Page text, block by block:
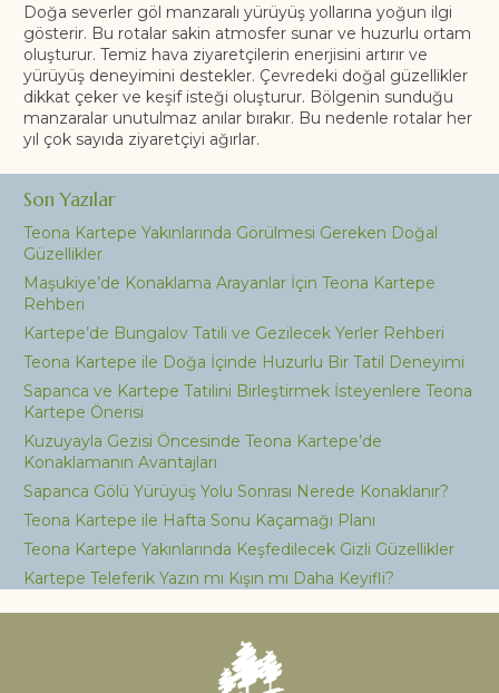
Doğa severler göl manzaralı yürüyüş yollarına yoğun ilgi
gösterir. Bu rotalar sakin atmosfer sunar ve huzurlu ortam
oluşturur. Temiz hava ziyaretçilerin enerjisini artırır ve
yürüyüş deneyimini destekler. Çevredeki doğal güzellikler
dikkat çeker ve keşif isteği oluşturur. Bölgenin sunduğu
manzaralar unutulmaz anılar bırakır. Bu nedenle rotalar her
yıl çok sayıda ziyaretçiyi ağırlar.
Son Yazılar
Teona Kartepe Yakınlarında Görülmesi Gereken Doğal
Güzellikler
Maşukiye’de Konaklama Arayanlar İçin Teona Kartepe
Rehberi
Kartepe’de Bungalov Tatili ve Gezilecek Yerler Rehberi
Teona Kartepe ile Doğa İçinde Huzurlu Bir Tatil Deneyimi
Sapanca ve Kartepe Tatilini Birleştirmek İsteyenlere Teona
Kartepe Önerisi
Kuzuyayla Gezisi Öncesinde Teona Kartepe’de
Konaklamanın Avantajları
Sapanca Gölü Yürüyüş Yolu Sonrası Nerede Konaklanır?
Teona Kartepe ile Hafta Sonu Kaçamağı Planı
Teona Kartepe Yakınlarında Keşfedilecek Gizli Güzellikler
Kartepe Teleferik Yazın mı Kışın mı Daha Keyifli?